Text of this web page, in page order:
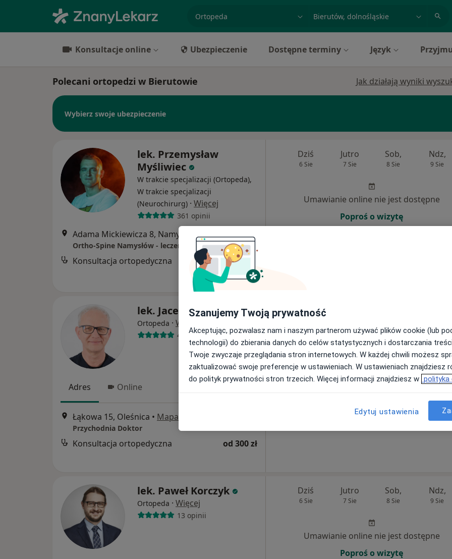
miasto lub dzielnica
Konsultacje online Ubezpieczenie Dostępne terminy Język
Polecani ortopedzi w Bierutowie Jak działają wyniki
Wybierz swoje ubezpieczenie
lek. Przemysław
Myśliwiec
W trakcie specjalizacji (Ortopeda),
W trakcie specjalizacji
(Neurochirurg) · Więcej
361 opinii
Adama Mickiewicza 8, Namysłów•Mapa
Ortho-Spine Namysłów - leczenie bólu narządu ruchu
Konsultacja ortopedyczna 400 zł
Dziś
6 Sie
Jutro
7 Sie
Sob,
8 Sie
Ndz,
9 Sie
Umawianie online nie jest dostępne
Poproś o wizytę
lek. Jacek Kowalski
Ortopeda · Więcej
479 opinii
Adres Online
Łąkowa 15, Oleśnica • Mapa
Przychodnia Doktor
Konsultacja ortopedyczna od 300 zł
Dziś
Umawianie online nie jest dostępne
Poproś o wizytę
lek. Paweł Korczyk
Ortopeda · Więcej
13 opinii
Dziś
6 Sie
Jutro
7 Sie
Sob,
8 Sie
Ndz,
9 Sie
Umawianie online nie jest dostępne
Poproś o wizytę
Szanujemy Twoją prywatność
Akceptując, pozwalasz nam i naszym partnerom używać plików cookie (lub
technologii) do zbierania danych do celów statystycznych i dostarczania
Twoje zwyczaje przeglądania stron internetowych. W każdej chwili możesz
zaktualizować swoje preferencje w ustawieniach. W ustawieniach znajdziesz
do polityk prywatności stron trzecich. Więcej informacji znajdziesz w polityka
Edytuj ustawienia